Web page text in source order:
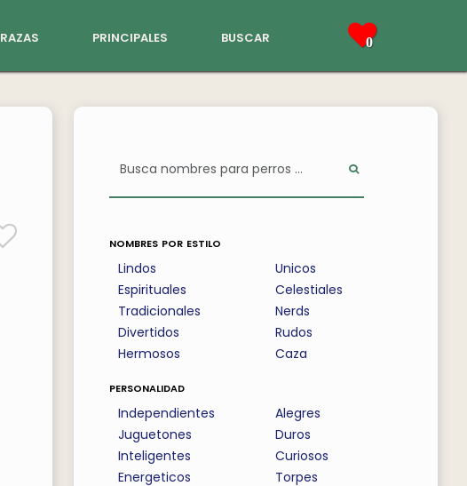
razas principales buscar 0
nombres por estilo
Lindos
Espirituales
Tradicionales
Divertidos
Hermosos
Unicos
Celestiales
Nerds
Rudos
Caza
personalidad
Independientes
Juguetones
Inteligentes
Energeticos
Alegres
Duros
Curiosos
Torpes